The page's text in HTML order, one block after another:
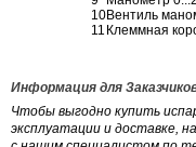
10Вентиль
11 Клеммная
Информация для
Чтобы выгодно купить
эксплуатации и доставке,